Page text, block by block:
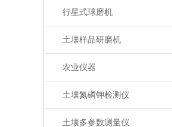
行星式球磨机
土壤样品研磨机
农业仪器
土壤氮磷钾检测仪
土壤多参数测量仪